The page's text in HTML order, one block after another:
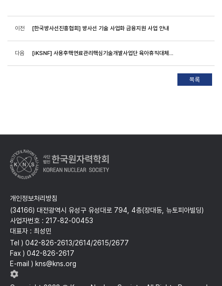
이전 [한국방사선진흥협회] 방사선 기술 사업화 금융지원 사업 안내
다음
개인정보처리방침
(34166) 대전광역시 유성구 유성대로 794, 4층(장대동, 뉴토피아빌딩)
사업자번호 : 217-82-00453
대표자 : 최성민
Tel ) 042-826-2613/2614/2615/2677
Fax ) 042-826-2617
E-mail ) kns@kns.org